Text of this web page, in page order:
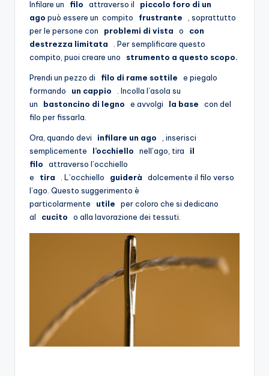
Infilare un filo attraverso il piccolo foro di un
ago può essere un compito frustrante , soprattutto
per le persone con problemi di vista o con
destrezza limitata . Per semplificare questo
compito, puoi creare uno strumento a questo scopo.
Prendi un pezzo di filo di rame sottile e piegalo
formando un cappio . Incolla l’asola su
un bastoncino di legno e avvolgi la base con del
filo per fissarla.
Ora, quando devi infilare un ago , inserisci
semplicemente l’occhiello nell’ago, tira il
filo attraverso l’occhiello
e tira . L’occhiello guiderà dolcemente il filo verso
l’ago. Questo suggerimento è
particolarmente utile per coloro che si dedicano
al cucito o alla lavorazione dei tessuti.